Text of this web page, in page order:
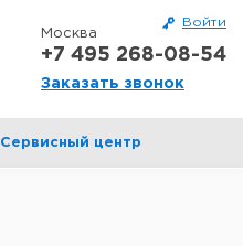
Войти
Москва
+7 495 268-08-54
Заказать звонок
Сервисный центр